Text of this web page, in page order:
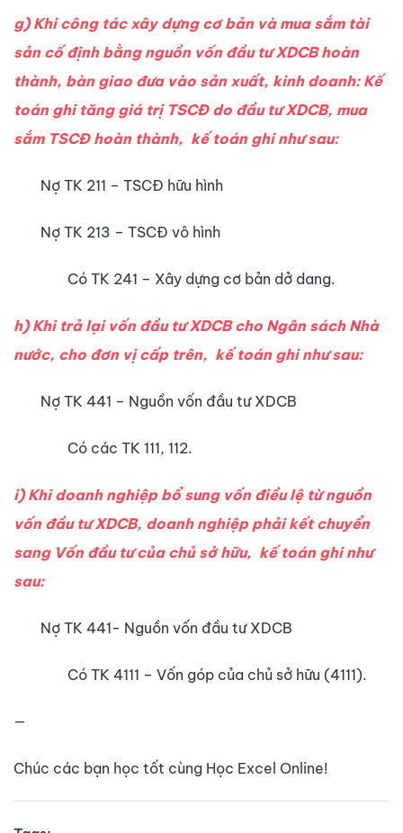
g) Khi công tác xây dựng cơ bản và mua sắm tài
sản cố định bằng nguồn vốn đầu tư XDCB hoàn
thành, bàn giao đưa vào sản xuất, kinh doanh: Kế
toán ghi tăng giá trị TSCĐ do đầu tư XDCB, mua
sắm TSCĐ hoàn thành, kế toán ghi như sau:
Nợ TK 211 – TSCĐ hữu hình
Nợ TK 213 – TSCĐ vô hình
Có TK 241 – Xây dựng cơ bản dở dang.
h) Khi trả lại vốn đầu tư XDCB cho Ngân sách Nhà
nước, cho đơn vị cấp trên, kế toán ghi như sau:
Nợ TK 441 – Nguồn vốn đầu tư XDCB
Có các TK 111, 112.
i) Khi doanh nghiệp bổ sung vốn điều lệ từ nguồn
vốn đầu tư XDCB, doanh nghiệp phải kết chuyển
sang Vốn đầu tư của chủ sở hữu, kế toán ghi như
sau:
Nợ TK 441- Nguồn vốn đầu tư XDCB
Có TK 4111 – Vốn góp của chủ sở hữu (4111).
—
Chúc các bạn học tốt cùng Học Excel Online!